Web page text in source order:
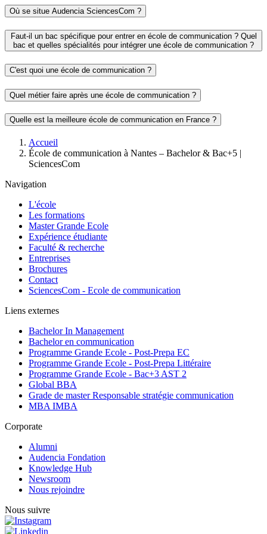
Où se situe Audencia SciencesCom ?
Faut-il un bac spécifique pour entrer en école de communication ? Quel
bac et quelles spécialités pour intégrer une école de communication ?
C'est quoi une école de communication ?
Quel métier faire après une école de communication ?
Quelle est la meilleure école de communication en France ?
d'Ariane
Accueil
École de communication à Nantes – Bachelor & Bac+5 |
SciencesCom
Navigation
L'école
Les formations
Master Grande Ecole
Expérience étudiante
Faculté & recherche
Entreprises
Brochures
Contact
SciencesCom - Ecole de communication
Liens externes
Bachelor In Management
Bachelor en communication
Programme Grande Ecole - Post-Prepa EC
Programme Grande Ecole - Post-Prepa Littéraire
Programme Grande Ecole - Bac+3 AST 2
Global BBA
Grade de master Responsable stratégie communication
MBA IMBA
Corporate
Alumni
Audencia Fondation
Knowledge Hub
Newsroom
Nous rejoindre
Nous suivre